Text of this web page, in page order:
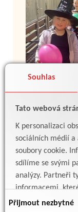
Souhlas
Tato webová
K personalizaci
sociálních médií a
soubory cookie.
sdílíme se svými
analýzy. Partneři
informacemi,
důsledku toho, že
Přijmout nezbytné